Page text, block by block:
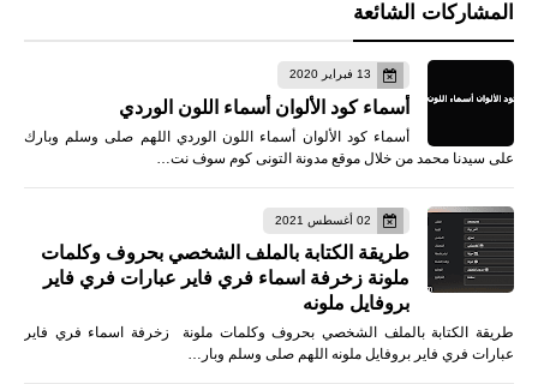
المشاركات الشائعة
13 فبراير 2020
أسماء كود الألوان أسماء اللون الوردي
أسماء كود الألوان أسماء اللون الوردي اللهم صلى وسلم وبارك
على سيدنا محمد من خلال موقع مدونة التونى كوم سوف نت…
02 أغسطس 2021
طريقة الكتابة بالملف الشخصي بحروف وكلمات
ملونة زخرفة اسماء فري فاير عبارات فري فاير
بروفايل ملونه
طريقة الكتابة بالملف الشخصي بحروف وكلمات ملونة زخرفة اسماء فري فاير
عبارات فري فاير بروفايل ملونه اللهم صلى وسلم وبار…